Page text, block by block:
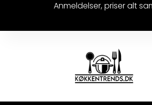
Anmeldelser, priser alt